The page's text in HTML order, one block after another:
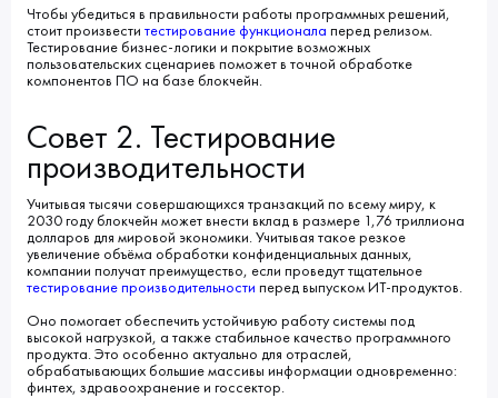
Чтобы убедиться в правильности работы программных решений,
стоит произвести тестирование функционала перед релизом.
Тестирование бизнес-логики и покрытие возможных
пользовательских сценариев поможет в точной обработке
компонентов ПО на базе блокчейн.
Совет 2. Тестирование
производительности
Учитывая тысячи совершающихся транзакций по всему миру, к
2030 году блокчейн может внести вклад в размере 1,76 триллиона
долларов для мировой экономики. Учитывая такое резкое
увеличение объёма обработки конфиденциальных данных,
компании получат преимущество, если проведут тщательное
тестирование производительности перед выпуском ИТ-продуктов.
Оно помогает обеспечить устойчивую работу системы под
высокой нагрузкой, а также стабильное качество программного
продукта. Это особенно актуально для отраслей,
обрабатывающих большие массивы информации одновременно:
финтех, здравоохранение и госсектор.